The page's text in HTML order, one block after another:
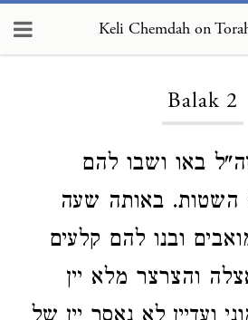
Keli Chemdah on
Balak 2
באו ושבו להם
השטות. באותה שעה
ובנו להם קלעים
והצרצר מלא יין